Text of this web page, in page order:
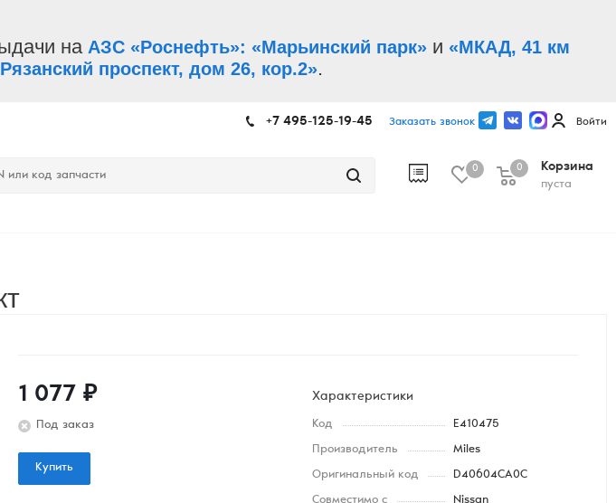
на АЗС «Роснефть»: «Марьинский парк» и «МКАД, 41 км
проспект, дом 26, кор.2».
+7 495-125-19-45 Заказать звонок Войти
0
Корзина
пуста
0
1 077 ₽
Под заказ
Купить
Характеристики
Код E410475
Производитель Miles
Оригинальный код D40604CA0C